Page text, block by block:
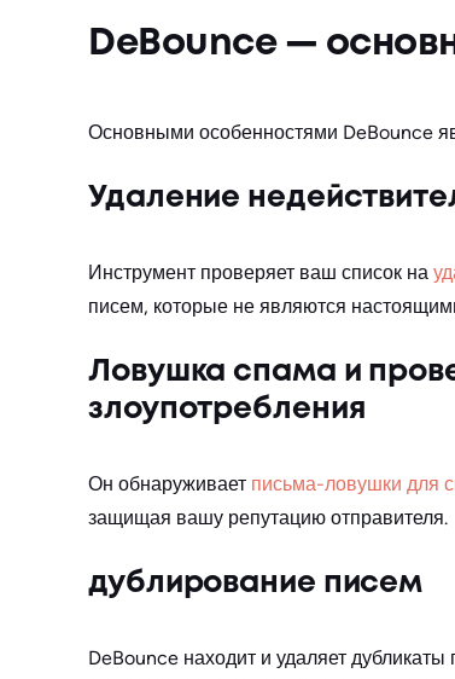
DeBounce —
Основными особенностями DeBounce
Удаление
Инструмент проверяет ваш список на
писем, которые не являются
Ловушка спама и
злоупотребления
Он обнаруживает письма-ловушки для
защищая вашу репутацию отправителя.
дублирование писем
DeBounce находит и удаляет